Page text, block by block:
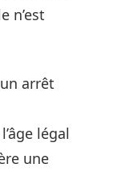
n’est
arrêt
légal
une